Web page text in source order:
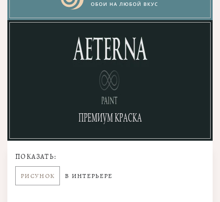
ПОКАЗАТЬ:
РИСУНОК В ИНТЕРЬЕРЕ